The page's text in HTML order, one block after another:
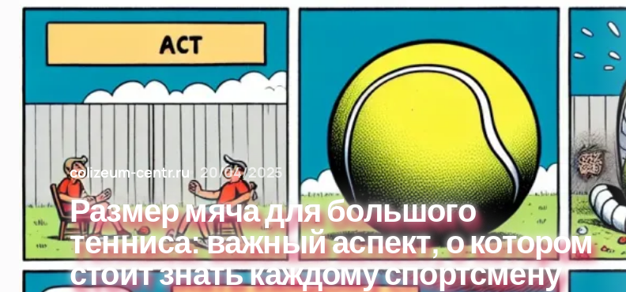
colizeum-centr.ru 20/04/2025
Размер мяча для большого
тенниса: важный аспект, о котором
стоит знать каждому спортсмену